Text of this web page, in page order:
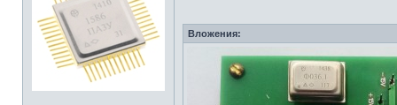
Вложения: